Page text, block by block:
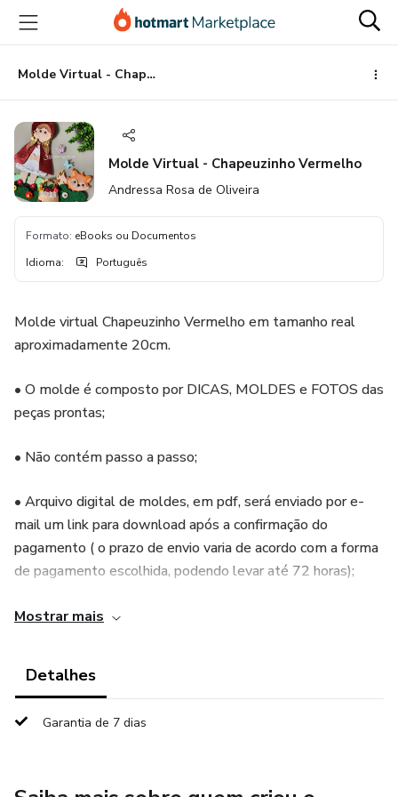
para
conteúdo
principal
para
pagamento
para
rodapé
Molde Virtual - Chapeuzinho Vermelho
Molde Virtual - Chapeuzinho Vermelho
Andressa Rosa de Oliveira
Formato: eBooks ou Documentos
Idioma: Português
Molde virtual Chapeuzinho Vermelho em tamanho real
aproximadamente 20cm.
• O molde é composto por DICAS, MOLDES e FOTOS das
peças prontas;
• Não contém passo a passo;
• Arquivo digital de moldes, em pdf, será enviado por e-
mail um link para download após a confirmação do
pagamento ( o prazo de envio varia de acordo com a forma
de pagamento escolhida, podendo levar até 72 horas);
• Você precisará imprimir o arquivo e recortar os moldes
• Você não receberá produto físico na sua casa;
• Moldes em tamanho real para impressão A4;
Mostrar mais
Detalhes
Garantia de 7 dias